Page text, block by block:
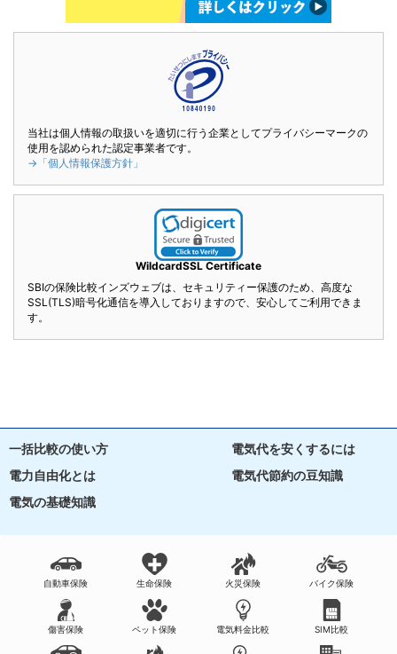
当社は個人情報の取扱いを適切に行う企業としてプライバシーマークの
使用を認められた認定事業者です。
→「個人情報保護方針」
WildcardSSL Certificate
SBIの保険比較インズウェブは、セキュリティー保護のため、高度な
SSL(TLS)暗号化通信を導入しておりますので、安心してご利用できま
す。
一括比較の使い方
電気代を安くするには
電力自由化とは
電気代節約の豆知識
電気の基礎知識
自動車保険 生命保険 火災保険 バイク保険
傷害保険 ペット保険 電気料金比較 SIM比較